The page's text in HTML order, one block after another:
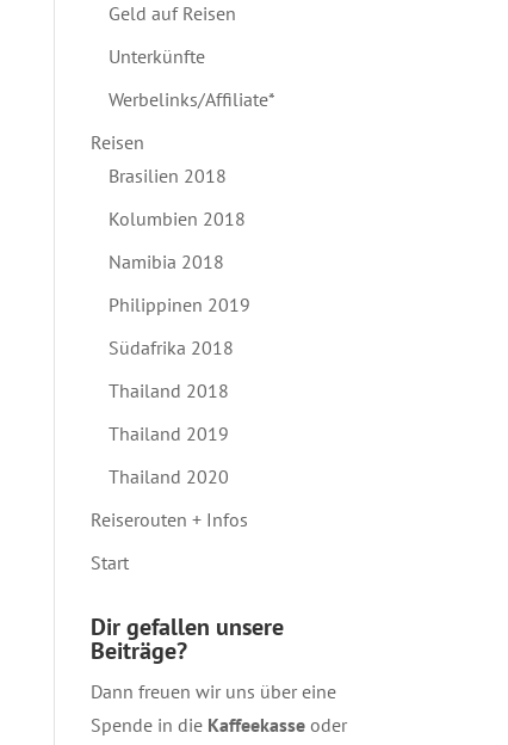
Geld auf Reisen
Unterkünfte
Werbelinks/Affiliate*
Reisen
Brasilien 2018
Kolumbien 2018
Namibia 2018
Philippinen 2019
Südafrika 2018
Thailand 2018
Thailand 2019
Thailand 2020
Reiserouten + Infos
Start
Dir gefallen unsere
Beiträge?
Dann freuen wir uns über eine
Spende in die Kaffeekasseoder